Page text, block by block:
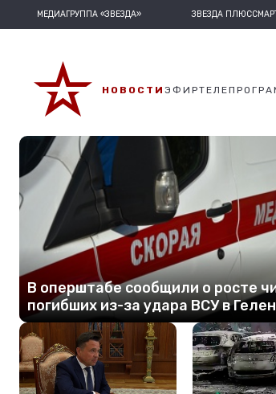
МЕДИАГРУППА «ЗВЕЗДА» ЗВЕЗДА ПЛЮС
НОВОСТИ ЭФИР
В оперштабе сообщили о росте
погибших из-за удара ВСУ в